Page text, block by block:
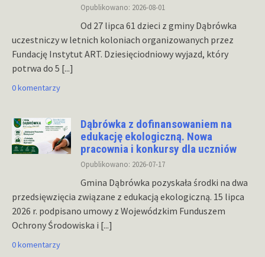
Opublikowano: 2026-08-01
Od 27 lipca 61 dzieci z gminy Dąbrówka
uczestniczy w letnich koloniach organizowanych przez
Fundację Instytut ART. Dziesięciodniowy wyjazd, który
potrwa do 5 [...]
0 komentarzy
Dąbrówka z dofinansowaniem na
edukację ekologiczną. Nowa
pracownia i konkursy dla uczniów
Opublikowano: 2026-07-17
Gmina Dąbrówka pozyskała środki na dwa
przedsięwzięcia związane z edukacją ekologiczną. 15 lipca
2026 r. podpisano umowy z Wojewódzkim Funduszem
Ochrony Środowiska i [...]
0 komentarzy